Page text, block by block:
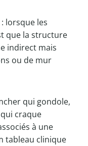
: lorsque les
que la structure
indirect mais
ou de mur
qui gondole,
craque
à une
tableau clinique